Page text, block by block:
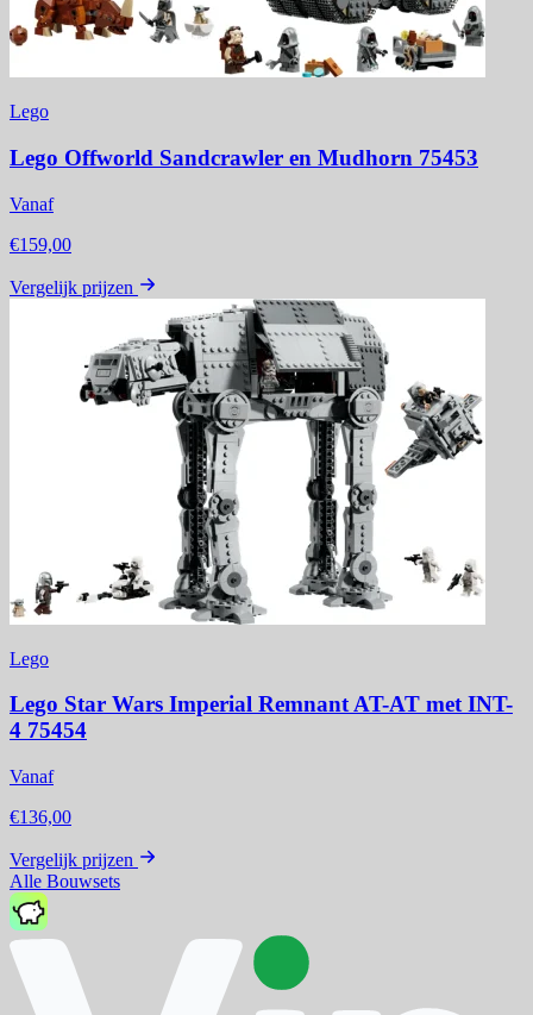
Lego
Lego Offworld Sandcrawler en Mudhorn 75453
Vanaf
€159,00
Vergelijk prijzen
Lego
Lego Star Wars Imperial Remnant AT-AT met INT-
4 75454
Vanaf
€136,00
Vergelijk prijzen
Alle Bouwsets